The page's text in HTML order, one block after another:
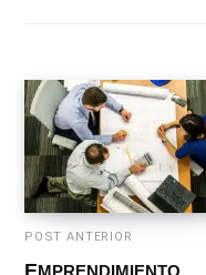
POST ANTERIOR
EMPRENDIMIENTO